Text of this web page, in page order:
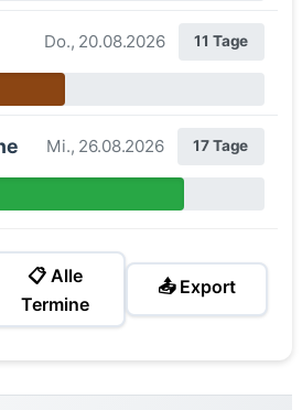
Do., 20.08.2026 11 Tage
Mi., 26.08.2026 17 Tage
📋 Alle
Termine
📤 Export